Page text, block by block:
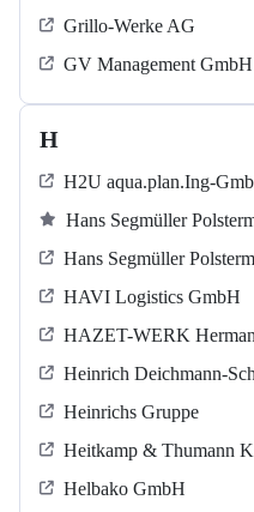
Grillo-Werke AG
GV Management GmbH
H
H2U aqua.plan.Ing-
Hans Segmüller
Hans Segmüller
HAVI Logistics GmbH
HAZET-WERK
Heinrich Deichmann-
Heinrichs Gruppe
Heitkamp & Thumann
Helbako GmbH